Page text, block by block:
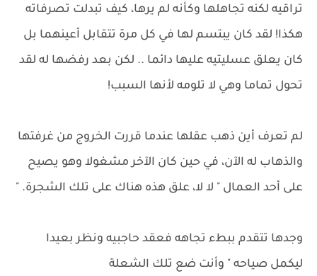
تراقيه لكنه تجاهلها وكأنه لم يرها، كيف تبدلت تصرفاته
هكذا! لقد كان يبتسم لها في كل مرة تتقابل أعينهما بل
كان يعلق عسليتيه عليها دائما .. لكن بعد رفضها له لقد
تحول تماما وهي لا تلومه لأنها السبب!
لم تعرف أين ذهب عقلها عندما قررت الخروج من غرفتها
والذهاب له الآن، في حين كان الآخر مشغولا وهو يصيح
على أحد العمال " لا لا، علق هذه هناك على تلك الشجرة. "
وجدها تتقدم ببطء تجاهه فعقد حاجبيه ونظر بعيدا
ليكمل صياحه " وأنت ضع تلك الشعلة